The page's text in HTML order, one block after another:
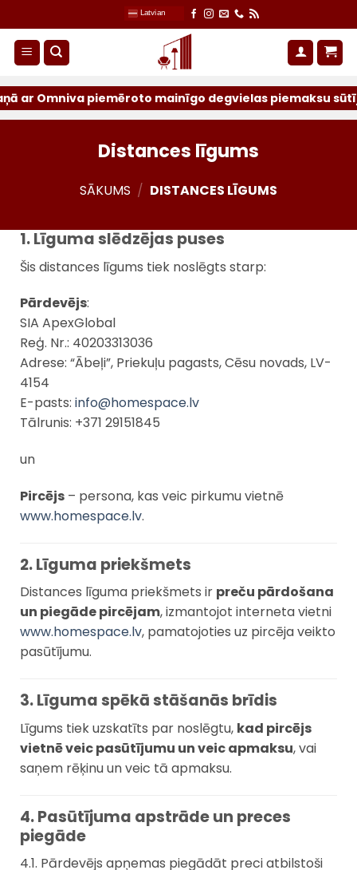
to
content
Latvian
Omniva piemēroto mainīgo degvielas piemaksu
Distances līgums
SĀKUMS / DISTANCES LĪGUMS
1. Līguma slēdzējas puses
Šis distances līgums tiek noslēgts starp:
Pārdevējs:
SIA ApexGlobal
Reģ. Nr.: 40203313036
Adrese: “Ābeļi”, Priekuļu pagasts, Cēsu novads, LV-
4154
E-pasts: info@homespace.lv
Tālrunis: +371 29151845
un
Pircējs – persona, kas veic pirkumu vietnē
www.homespace.lv.
2. Līguma priekšmets
Distances līguma priekšmets ir preču pārdošana
un piegāde pircējam, izmantojot interneta vietni
www.homespace.lv, pamatojoties uz pircēja veikto
pasūtījumu.
3. Līguma spēkā stāšanās brīdis
Līgums tiek uzskatīts par noslēgtu, kad pircējs
vietnē veic pasūtījumu un veic apmaksu, vai
saņem rēķinu un veic tā apmaksu.
4. Pasūtījuma apstrāde un preces
piegāde
4.1. Pārdevējs apņemas piegādāt preci atbilstoši